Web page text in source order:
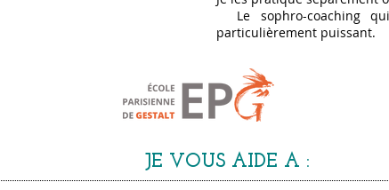
Le sophro-coaching
particulièrement puissant.
JE VOUS AIDE A :